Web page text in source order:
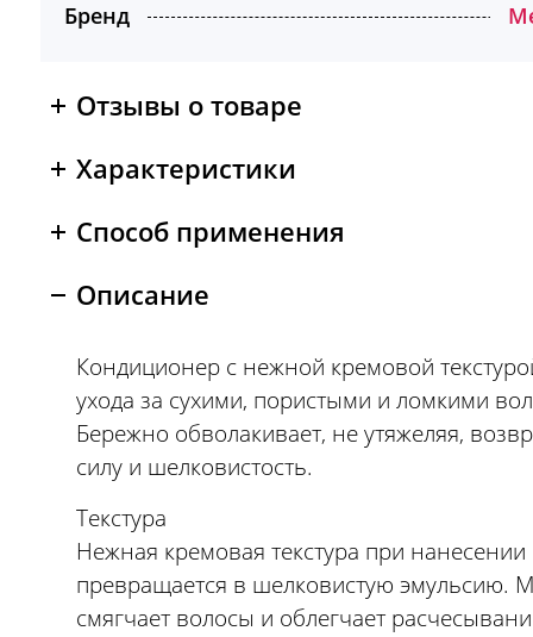
Бренд
Отзывы о товаре
Характеристики
Способ применения
Описание
Кондиционер с нежной кремовой
ухода за сухими, пористыми и ломкими
Бережно обволакивает, не утяжеляя,
силу и шелковистость.
Текстура
Нежная кремовая текстура при нанесении
превращается в шелковистую эмульсию.
смягчает волосы и облегчает